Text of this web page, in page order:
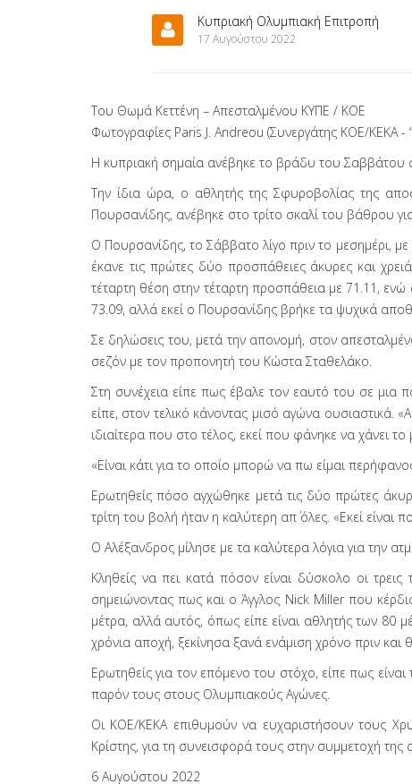
Κυπριακή Ολυμπιακή Επιτροπή
17 Αυγούστου 2022
Του Θωμά Κεττένη – Απεσταλμένου ΚΥΠΕ / ΚΟΕ
Φωτογραφίες Paris J. Andreou (Συνεργάτης KOE/ΚΕΚΑ -
Η κυπριακή σημαία ανέβηκε το βράδυ του Σαββάτου
Την ίδια ώρα, ο αθλητής της Σφυροβολίας της
Πουρσανίδης, ανέβηκε στο τρίτο σκαλί του βάθρου
Ο Πουρσανίδης, το Σάββατο λίγο πριν το μεσημέρι,
έκανε τις πρώτες δύο προσπάθειες άκυρες και
τέταρτη θέση στην τέταρτη προσπάθεια με 71.11,
73.09, αλλά εκεί ο Πουρσανίδης βρήκε τα ψυχικά
Σε δηλώσεις του, μετά την απονομή, στον
σεζόν με τον προπονητή του Κώστα Σταθελάκο.
Στη συνέχεια είπε πως έβαλε τον εαυτό του σε
είπε, στον τελικό κάνοντας μισό αγώνα
ιδιαίτερα που στο τέλος, εκεί που φάνηκε να χάνει
«Είναι κάτι για το οποίο μπορώ να πω είμαι
Ερωτηθείς πόσο αγχώθηκε μετά τις δύο πρώτες
τρίτη του βολή ήταν η καλύτερη απ΄ όλες. «Εκεί είναι
Ο Αλέξανδρος μίλησε με τα καλύτερα λόγια για την
Κληθείς να πει κατά πόσον είναι δύσκολο οι
σημειώνοντας πως και ο Άγγλος Nick Miller που
μέτρα, αλλά αυτός, όπως είπε είναι αθλητής των 80
χρόνια αποχή, ξεκίνησα ξανά ενάμιση χρόνο πριν και
Ερωτηθείς για τον επόμενο του στόχο, είπε πως
παρόν τους στους Ολυμπιακούς Αγώνες.
Οι ΚΟΕ/ΚΕΚΑ επιθυμούν να ευχαριστήσουν τους
Κρίστης, για τη συνεισφορά τους στην συμμετοχή
6 Αυγούστου 2022